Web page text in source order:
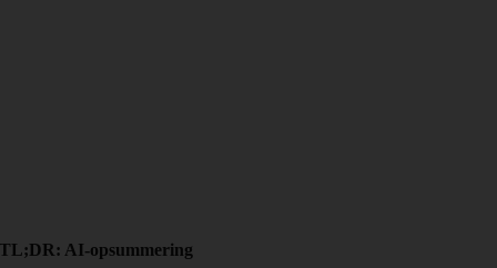
TL;DR: AI-opsummering